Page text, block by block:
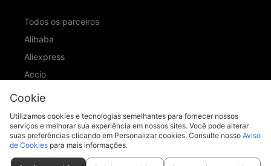
Todos os parceiros
Alibaba
Aliexpress
Accio
ID Ranking
support@piccopilot.com
Cookie
Utilizamos cookies e tecnologias semelhantes para fornecer nossos
serviços e melhorar sua experiência em nossos sites. Você pode alterar
suas preferências clicando em Personalizar cookies. Consulte nosso Aviso
de Cookies para mais informações.